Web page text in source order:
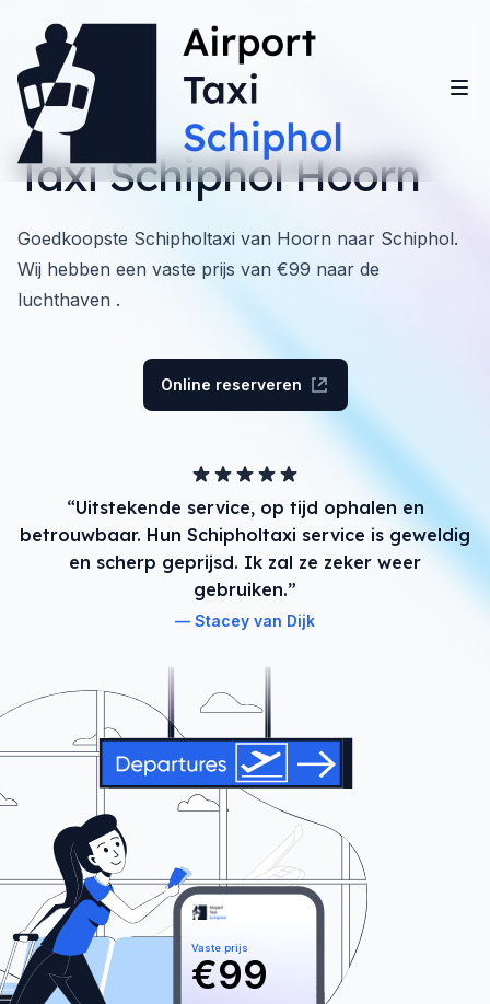
Taxi Schiphol Hoorn
Goedkoopste Schipholtaxi van Hoorn naar Schiphol.
Wij hebben een vaste prijs van €99 naar de
luchthaven .
Online reserveren
“Uitstekende service, op tijd ophalen en
betrouwbaar. Hun Schipholtaxi service is geweldig
en scherp geprijsd. Ik zal ze zeker weer
gebruiken.”
Stacey van Dijk
99
€
Vaste prijs